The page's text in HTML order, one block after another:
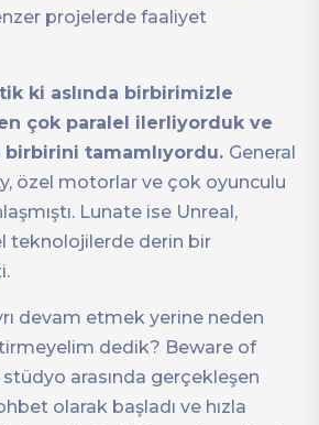
projelerde faaliyet
ki aslında birbirimizle
çok paralel ilerliyorduk ve
birbirini tamamlıyordu. General
özel motorlar ve çok oyunculu
Lunate ise Unreal,
teknolojilerde derin bir
devam etmek yerine neden
dedik? Beware of
arasında gerçekleşen
olarak başladı ve hızla